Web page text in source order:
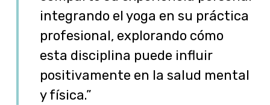
integrando el yoga en su práctica
profesional, explorando cómo
esta disciplina puede influir
positivamente en la salud mental
y física.”